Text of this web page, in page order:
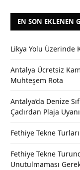
EN SON EKLENEN
Likya Yolu Üzerinde
Antalya Ücretsiz
Muhteşem Rota
Antalya’da Denize
Çadırdan Plaja
Fethiye Tekne
Fethiye Tekne
Unutulmaması